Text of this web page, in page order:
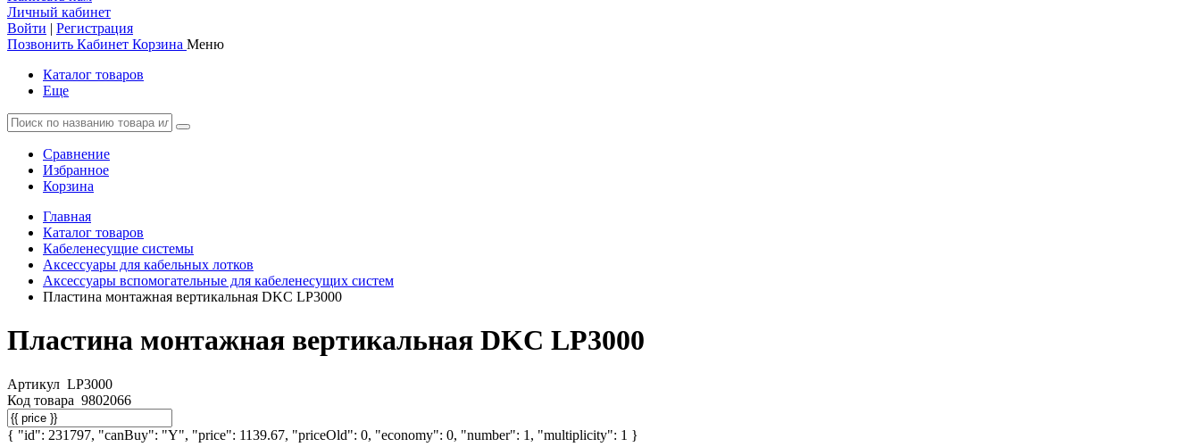
Личный кабинет
Войти | Регистрация
Позвонить Кабинет Корзина Меню
Каталог товаров
Еще
Сравнение
Избранное
Корзина
Главная
Каталог товаров
Кабеленесущие системы
Аксессуары для кабельных лотков
Аксессуары вспомогательные для кабеленесущих систем
Пластина монтажная вертикальная DKC LP3000
Пластина монтажная вертикальная DKC LP3000
Артикул LP3000
Код товара 9802066
{ "id": 231797, "canBuy": "Y", "price": 1139.67, "priceOld": 0, "economy": 0, "number": 1, "multiplicity": 1 }